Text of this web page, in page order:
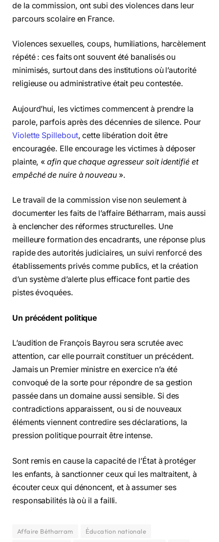
de la commission, ont subi des violences dans leur
parcours scolaire en France.
Violences sexuelles, coups, humiliations, harcèlement
répété : ces faits ont souvent été banalisés ou
minimisés, surtout dans des institutions où l’autorité
religieuse ou administrative était peu contestée.
Aujourd’hui, les victimes commencent à prendre la
parole, parfois après des décennies de silence. Pour
Violette Spillebout, cette libération doit être
encouragée. Elle encourage les victimes à déposer
plainte, «afin que chaque agresseur soit identifié et
empêché de nuire à nouveau».
Le travail de la commission vise non seulement à
documenter les faits de l’affaire Bétharram, mais aussi
à enclencher des réformes structurelles. Une
meilleure formation des encadrants, une réponse plus
rapide des autorités judiciaires, un suivi renforcé des
établissements privés comme publics, et la création
d’un système d’alerte plus efficace font partie des
pistes évoquées.
Un précédent politique
L’audition de François Bayrou sera scrutée avec
attention, car elle pourrait constituer un précédent.
Jamais un Premier ministre en exercice n’a été
convoqué de la sorte pour répondre de sa gestion
passée dans un domaine aussi sensible. Si des
contradictions apparaissent, ou si de nouveaux
éléments viennent contredire ses déclarations, la
pression politique pourrait être intense.
Sont remis en cause la capacité de l’État à protéger
les enfants, à sanctionner ceux qui les maltraitent, à
écouter ceux qui dénoncent, et à assumer ses
responsabilités là où il a failli.
Affaire Bétharram Éducation nationale